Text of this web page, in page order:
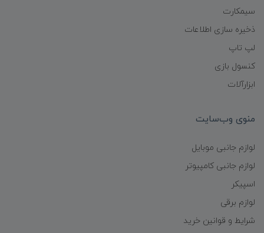
سیمکارت
ذخیره سازی اطلاعات
لپ تاپ
کنسول بازی
ابزارآلات
منوی وب‌سایت
لوازم جانبی موبایل
لوازم جانبی کامپیوتر
اسپیکر
لوازم برقی
شرایط و قوانین خرید